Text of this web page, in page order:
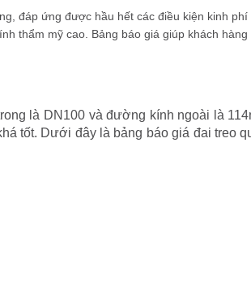
đáp ứng được hầu hết các điều kiện kinh phí
thẩm mỹ cao. Bảng báo giá giúp khách hàng
là DN100 và đường kính ngoài là
tốt. Dưới đây là bảng báo giá đai treo